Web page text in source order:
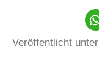
Veröffentlicht unter